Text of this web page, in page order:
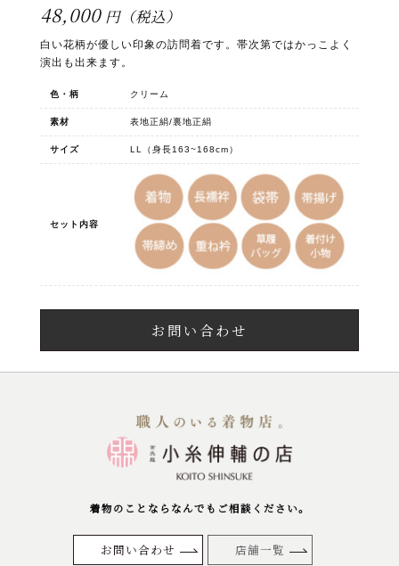
48,000円（税込）
白い花柄が優しい印象の訪問着です。帯次第ではかっこよく
演出も出来ます。
色・柄 クリーム
素材 表地正絹/裏地正絹
サイズ LL（身長163~168cm）
セット内容
お問い合わせ
着物のことならなんでもご相談ください。
お問い合わせ 店舗一覧